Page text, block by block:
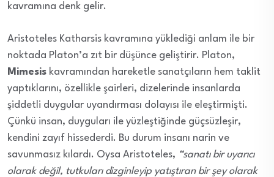
kavramına denk gelir.
Aristoteles Katharsis kavramına yüklediği anlam ile bir
noktada Platon’a zıt bir düşünce geliştirir. Platon,
Mimesis kavramından hareketle sanatçıların hem taklit
yaptıklarını, özellikle şairleri, dizelerinde insanlarda
şiddetli duygular uyandırması dolayısı ile eleştirmişti.
Çünkü insan, duyguları ile yüzleştiğinde güçsüzleşir,
kendini zayıf hissederdi. Bu durum insanı narin ve
savunmasız kılardı. Oysa Aristoteles, “sanatı bir uyarıcı
olarak değil, tutkuları dizginleyip yatıştıran bir şey olarak